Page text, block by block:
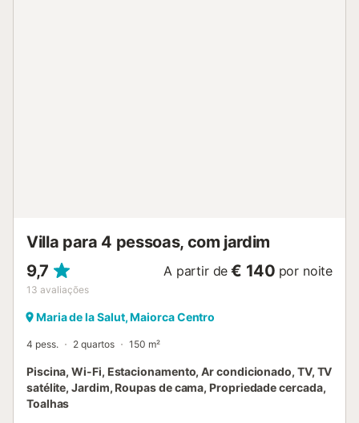
Villa para 4 pessoas, com jardim
9,7
13 avaliações
A partir de € 140 por noite
Maria de la Salut, Maiorca Centro
4 pess. 2 quartos 150 m²
Piscina, Wi-Fi, Estacionamento, Ar condicionado, TV, TV
satélite, Jardim, Roupas de cama, Propriedade cercada,
Toalhas